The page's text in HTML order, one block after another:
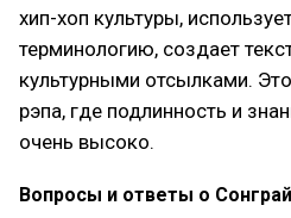
хип-хоп культуры,
терминологию, создает
культурными отсылками.
рэпа, где подлинность и
очень высоко.
Вопросы и ответы о